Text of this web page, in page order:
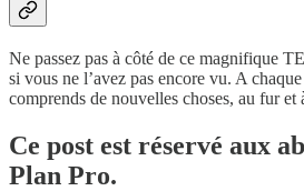
Ne passez pas à côté de ce magnifique
si vous ne l’avez pas encore vu. A
comprends de nouvelles choses, au fur
Ce post est réservé aux
Plan Pro.